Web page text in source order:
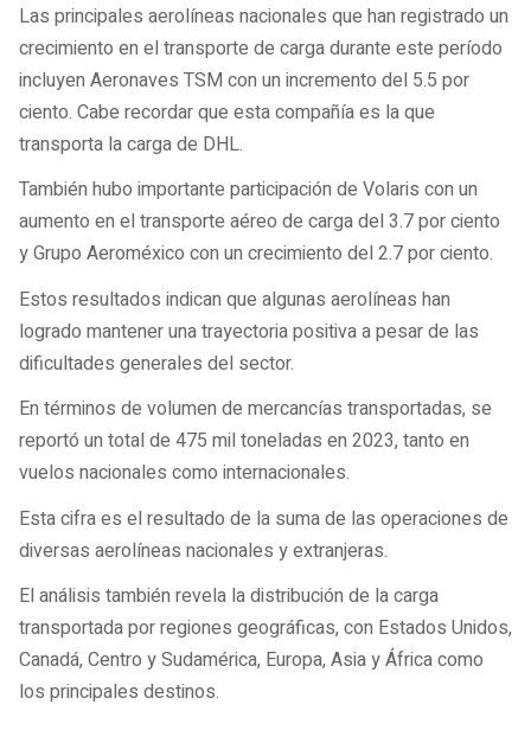
Las principales aerolíneas nacionales que han registrado un
crecimiento en el transporte de carga durante este período
incluyen Aeronaves TSM con un incremento del 5.5 por
ciento. Cabe recordar que esta compañía es la que
transporta la carga de DHL.
También hubo importante participación de Volaris con un
aumento en el transporte aéreo de carga del 3.7 por ciento
y Grupo Aeroméxico con un crecimiento del 2.7 por ciento.
Estos resultados indican que algunas aerolíneas han
logrado mantener una trayectoria positiva a pesar de las
dificultades generales del sector.
En términos de volumen de mercancías transportadas, se
reportó un total de 475 mil toneladas en 2023, tanto en
vuelos nacionales como internacionales.
Esta cifra es el resultado de la suma de las operaciones de
diversas aerolíneas nacionales y extranjeras.
El análisis también revela la distribución de la carga
transportada por regiones geográficas, con Estados Unidos,
Canadá, Centro y Sudamérica, Europa, Asia y África como
los principales destinos.